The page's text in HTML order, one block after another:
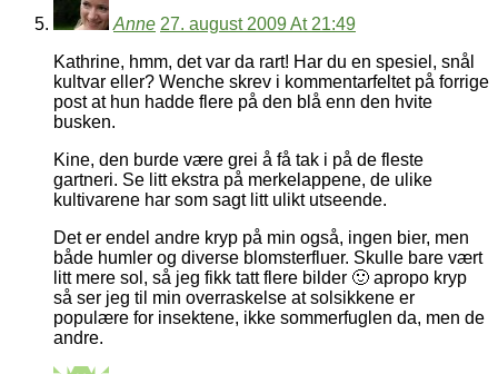
Anne 27. august 2009 At 21:49
Kathrine, hmm, det var da rart! Har du en spesiel, snål
kultvar eller? Wenche skrev i kommentarfeltet på forrige
post at hun hadde flere på den blå enn den hvite
busken.
Kine, den burde være grei å få tak i på de fleste
gartneri. Se litt ekstra på merkelappene, de ulike
kultivarene har som sagt litt ulikt utseende.
Det er endel andre kryp på min også, ingen bier, men
både humler og diverse blomsterfluer. Skulle bare vært
litt mere sol, så jeg fikk tatt flere bilder 🙂 apropo kryp
så ser jeg til min overraskelse at solsikkene er
populære for insektene, ikke sommerfuglen da, men de
andre.